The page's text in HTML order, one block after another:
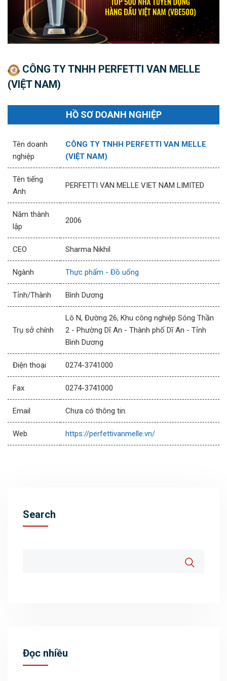
CÔNG TY TNHH PERFETTI VAN MELLE
(VIỆT NAM)
HỒ SƠ DOANH NGHIỆP
Tên doanh
nghiệp
CÔNG TY TNHH PERFETTI VAN MELLE
(VIỆT NAM)
Tên tiếng
Anh
PERFETTI VAN MELLE VIET NAM LIMITED
Năm thành
lập
2006
CEO Sharma Nikhil
Ngành Thực phẩm - Đồ uống
Tỉnh/Thành Bình Dương
Trụ sở chính
Lô N, Đường 26, Khu công nghiệp Sóng Thần
2 - Phường Dĩ An - Thành phố Dĩ An - Tỉnh
Bình Dương
Điện thoại 0274-3741000
Fax 0274-3741000
Email Chưa có thông tin.
Web https://perfettivanmelle.vn/
Search
Đọc nhiều